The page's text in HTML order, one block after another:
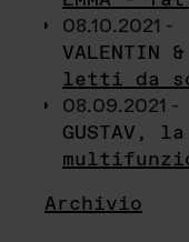
08.10.2021 -
VALENTIN
letti da
08.09.2021 -
GUSTAV,
Archivio